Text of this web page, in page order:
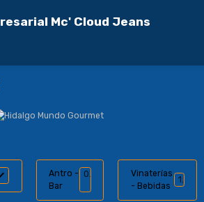
Mc' Cloud Jeans
Antro -
Bar
0
Vinaterías
- Bebidas
1